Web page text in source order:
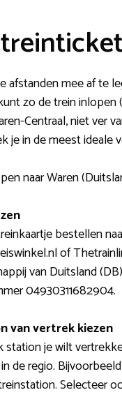
afstanden mee af te
zo de trein
Centraal, niet ver
je in de meest
naar Waren
bestellen
of
van Duitsland
04930311682904.
van vertrek kiezen
station je wilt
de regio.
Selecteer